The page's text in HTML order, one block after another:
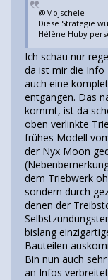
@Mojschele
Diese Strategie
Hélène Huby
Ich schau nur
da ist mir die Info
auch eine
entgangen. Das
kommt, ist da
oben verlinkte
frühes Modell
der Nyx Moon
dem Triebwerk
sondern durch
denen der
bislang
Bauteilen
Bin nun auch
an Infos